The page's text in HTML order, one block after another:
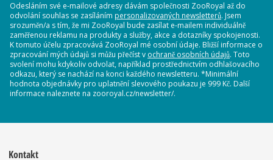
Odesláním své e-mailové adresy dávám společnosti ZooRoyal až do
odvolání souhlas se zasíláním personalizovaných newsletterů. Jsem
srozuměn/a s tím, že mi ZooRoyal bude zasílat e-mailem individuálně
zaměřenou reklamu na produkty a služby, akce a dotazníky spokojenosti.
K tomuto účelu zpracovává ZooRoyal mé osobní údaje. Bližší informace o
zpracování mých údajů si můžu přečíst v ochraně osobních údajů. Toto
svolení mohu kdykoliv odvolat, například prostřednictvím odhlašovacího
odkazu, který se nachází na konci každého newsletteru. *Minimální
hodnota objednávky pro uplatnění slevového poukazu je 999 Kč. Další
informace naleznete na zooroyal.cz/newsletter/.
Kontakt